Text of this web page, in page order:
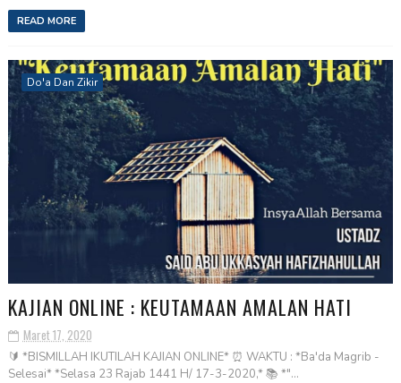
READ MORE
Do'a Dan Zikir
KAJIAN ONLINE : KEUTAMAAN AMALAN HATI
Maret 17, 2020
🔰 *BISMILLAH IKUTILAH KAJIAN ONLINE* ⏰ WAKTU : *Ba'da Magrib -
Selesai* *Selasa 23 Rajab 1441 H/ 17-3-2020,* 📚 *"...